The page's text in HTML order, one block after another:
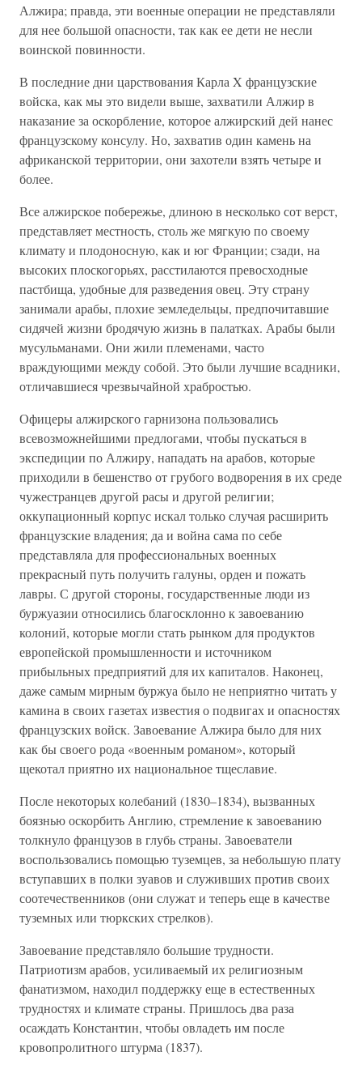
Алжира; правда, эти военные операции не представляли
для нее большой опасности, так как ее дети не несли
воинской повинности.
В последние дни царствования Карла X французские
войска, как мы это видели выше, захватили Алжир в
наказание за оскорбление, которое алжирский дей нанес
французскому консулу. Но, захватив один камень на
африканской территории, они захотели взять четыре и
более.
Все алжирское побережье, длиною в несколько сот верст,
представляет местность, столь же мягкую по своему
климату и плодоносную, как и юг Франции; сзади, на
высоких плоскогорьях, расстилаются превосходные
пастбища, удобные для разведения овец. Эту страну
занимали арабы, плохие земледельцы, предпочитавшие
сидячей жизни бродячую жизнь в палатках. Арабы были
мусульманами. Они жили племенами, часто
враждующими между собой. Это были лучшие всадники,
отличавшиеся чрезвычайной храбростью.
Офицеры алжирского гарнизона пользовались
всевозможнейшими предлогами, чтобы пускаться в
экспедиции по Алжиру, нападать на арабов, которые
приходили в бешенство от грубого водворения в их среде
чужестранцев другой расы и другой религии;
оккупационный корпус искал только случая расширить
французские владения; да и война сама по себе
представляла для профессиональных военных
прекрасный путь получить галуны, орден и пожать
лавры. С другой стороны, государственные люди из
буржуазии относились благосклонно к завоеванию
колоний, которые могли стать рынком для продуктов
европейской промышленности и источником
прибыльных предприятий для их капиталов. Наконец,
даже самым мирным буржуа было не неприятно читать у
камина в своих газетах известия о подвигах и опасностях
французских войск. Завоевание Алжира было для них
как бы своего рода «военным романом», который
щекотал приятно их национальное тщеславие.
После некоторых колебаний (1830–1834), вызванных
боязнью оскорбить Англию, стремление к завоеванию
толкнуло французов в глубь страны. Завоеватели
воспользовались помощью туземцев, за небольшую плату
вступавших в полки зуавов и служивших против своих
соотечественников (они служат и теперь еще в качестве
туземных или тюркских стрелков).
Завоевание представляло большие трудности.
Патриотизм арабов, усиливаемый их религиозным
фанатизмом, находил поддержку еще в естественных
трудностях и климате страны. Пришлось два раза
осаждать Константин, чтобы овладеть им после
кровопролитного штурма (1837).